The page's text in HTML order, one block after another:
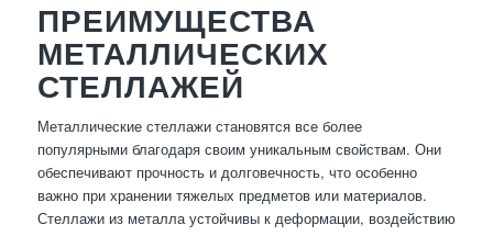
ПРЕИМУЩЕСТВА
МЕТАЛЛИЧЕСКИХ
СТЕЛЛАЖЕЙ
Металлические стеллажи становятся все более
популярными благодаря своим уникальным свойствам. Они
обеспечивают прочность и долговечность, что особенно
важно при хранении тяжелых предметов или материалов.
Стеллажи из металла устойчивы к деформации, воздействию